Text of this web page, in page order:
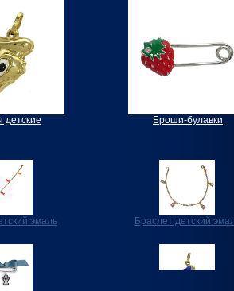
детские Броши-булавки
эмаль Браслет детский